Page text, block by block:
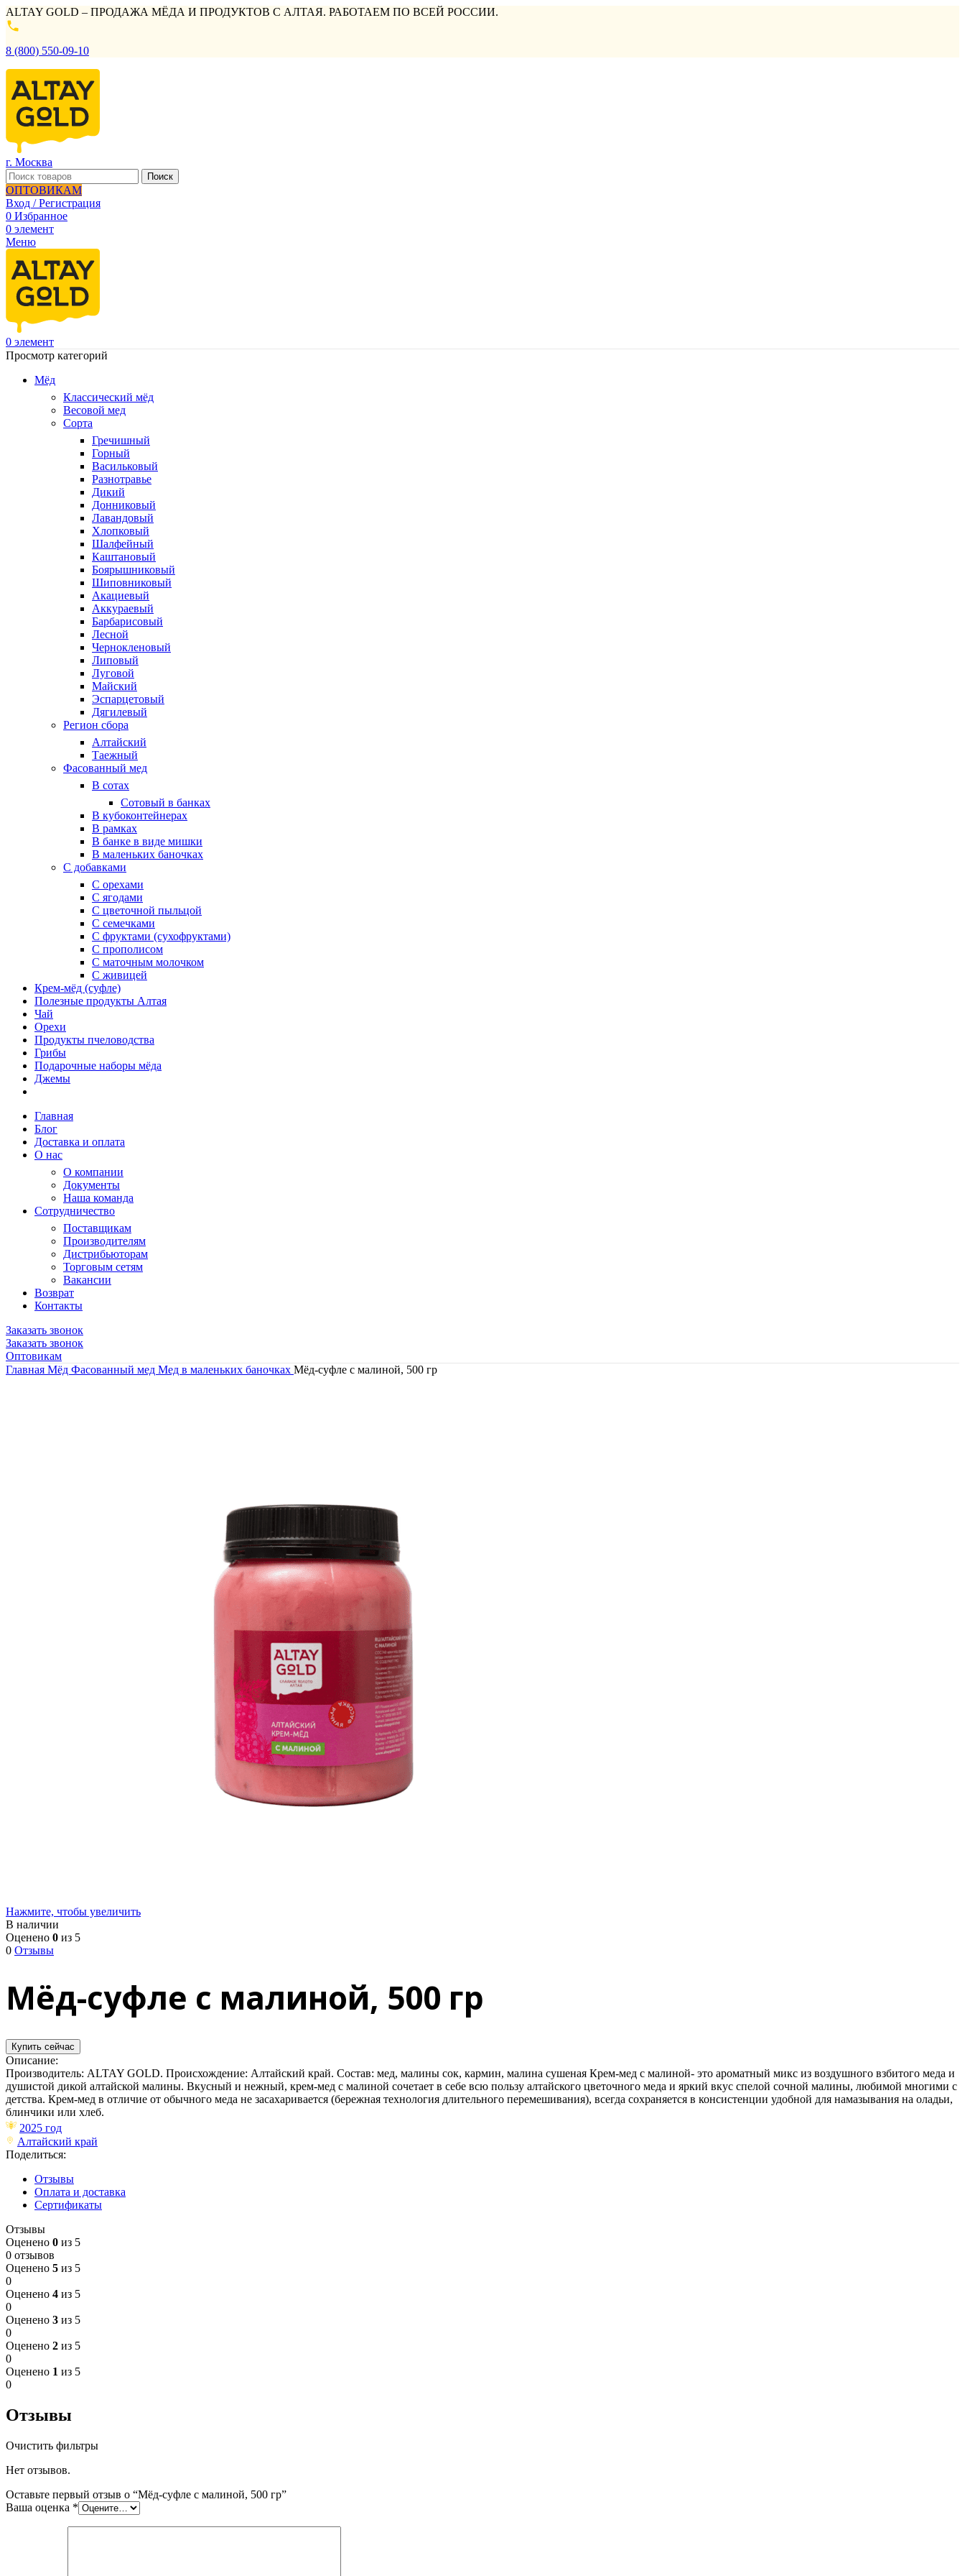
ALTAY GOLD – ПРОДАЖА МЁДА И ПРОДУКТОВ С АЛТАЯ. РАБОТАЕМ ПО ВСЕЙ РОССИИ.
8 (800) 550-09-10
г. Москва
Поиск
ОПТОВИКАМ
Вход / Регистрация
0 Избранное
0 элемент
Меню
0 элемент
Просмотр категорий
Мёд
Классический мёд
Весовой мед
Сорта
Гречишный
Горный
Васильковый
Разнотравье
Дикий
Донниковый
Лавандовый
Хлопковый
Шалфейный
Каштановый
Боярышниковый
Шиповниковый
Акациевый
Аккураевый
Барбарисовый
Лесной
Чернокленовый
Липовый
Луговой
Майский
Эспарцетовый
Дягилевый
Регион сбора
Алтайский
Таежный
Фасованный мед
В сотах
Сотовый в банках
В кубоконтейнерах
В рамках
В банке в виде мишки
В маленьких баночках
С добавками
С орехами
С ягодами
С цветочной пыльцой
С семечками
С фруктами (сухофруктами)
С прополисом
С маточным молочком
С живицей
Крем-мёд (суфле)
Полезные продукты Алтая
Чай
Орехи
Продукты пчеловодства
Грибы
Подарочные наборы мёда
Джемы
Главная
Блог
Доставка и оплата
О нас
О компании
Документы
Наша команда
Сотрудничество
Поставщикам
Производителям
Дистрибьюторам
Торговым сетям
Вакансии
Возврат
Контакты
Заказать звонок
Заказать звонок
Оптовикам
Главная Мёд Фасованный мед Мед в маленьких баночках Мёд-суфле с малиной, 500 гр
Нажмите, чтобы увеличить
В наличии
Оценено 0 из 5
0 Отзывы
Мёд-суфле с малиной, 500 гр
Купить сейчас
Описание:
Производитель: ALTAY GOLD. Происхождение: Алтайский край. Состав: мед, малины сок, кармин, малина сушеная Крем-мед с малиной- это ароматный микс из воздушного взбитого меда и
душистой дикой алтайской малины. Вкусный и нежный, крем-мед с малиной сочетает в себе всю пользу алтайского цветочного меда и яркий вкус спелой сочной малины, любимой многими с
детства. Крем-мед в отличие от обычного меда не засахаривается (бережная технология длительного перемешивания), всегда сохраняется в консистенции удобной для намазывания на оладьи,
блинчики или хлеб.
2025 год
Алтайский край
Поделиться:
Отзывы
Оплата и доставка
Сертификаты
Отзывы
Оценено 0 из 5
0 отзывов
Оценено 5 из 5
0
Оценено 4 из 5
0
Оценено 3 из 5
0
Оценено 2 из 5
0
Оценено 1 из 5
0
Отзывы
Очистить фильтры
Нет отзывов.
Оставьте первый отзыв о “Мёд-суфле с малиной, 500 гр”
Ваша оценка *